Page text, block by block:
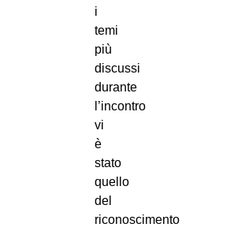
i
temi
più
discussi
durante
l’incontro
vi
è
stato
quello
del
riconoscimento